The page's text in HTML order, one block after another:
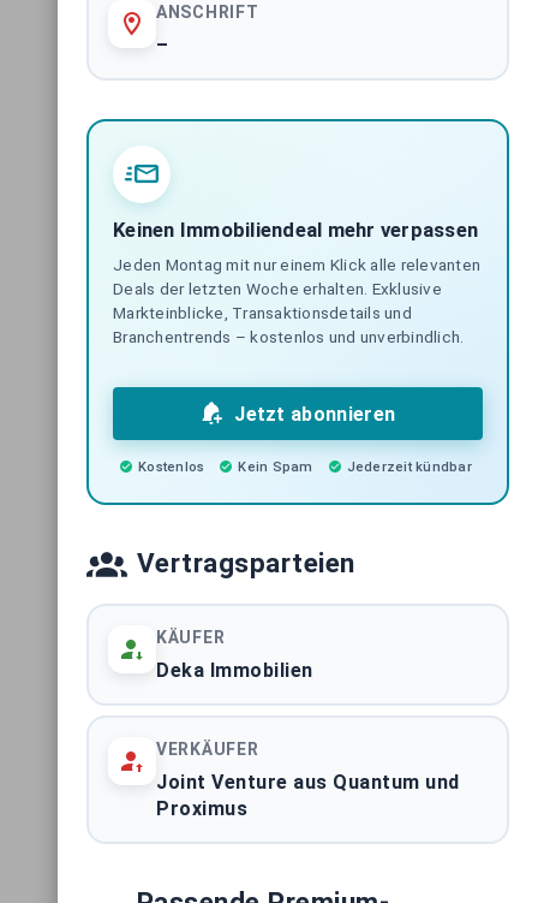
ANSCHRIFT
–
Keinen Immobiliendeal mehr verpassen
Jeden Montag mit nur einem Klick alle relevanten
Deals der letzten Woche erhalten. Exklusive
Markteinblicke, Transaktionsdetails und
Branchentrends – kostenlos und unverbindlich.
Jetzt abonnieren
Kostenlos Kein Spam Jederzeit kündbar
Vertragsparteien
KÄUFER
Deka Immobilien
VERKÄUFER
Joint Venture aus Quantum und
Proximus